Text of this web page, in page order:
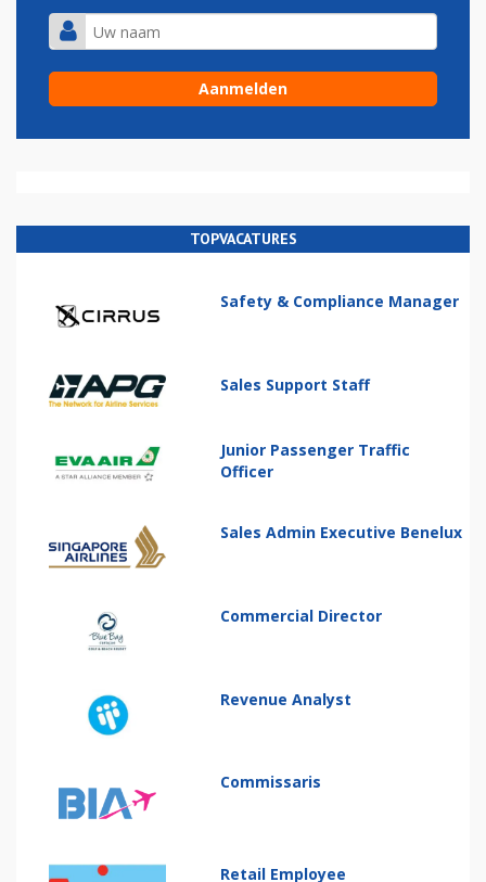
TOPVACATURES
Safety & Compliance Manager
Sales Support Staff
Junior Passenger Traffic
Officer
Sales Admin Executive Benelux
Commercial Director
Revenue Analyst
Commissaris
Retail Employee